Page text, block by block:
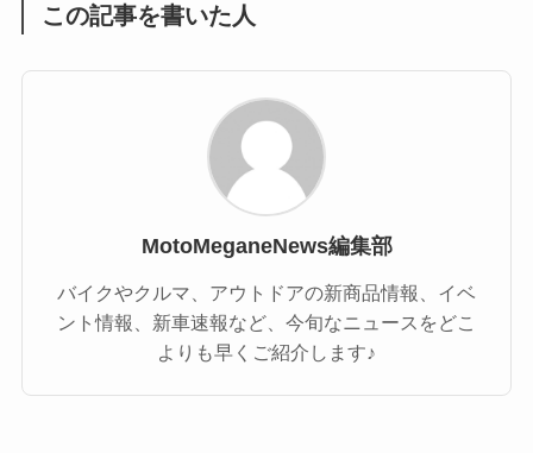
この記事を書いた人
MotoMeganeNews編集部
バイクやクルマ、アウトドアの新商品情報、イベ
ント情報、新車速報など、今旬なニュースをどこ
よりも早くご紹介します♪